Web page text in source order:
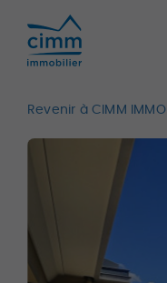
Revenir à CIMM